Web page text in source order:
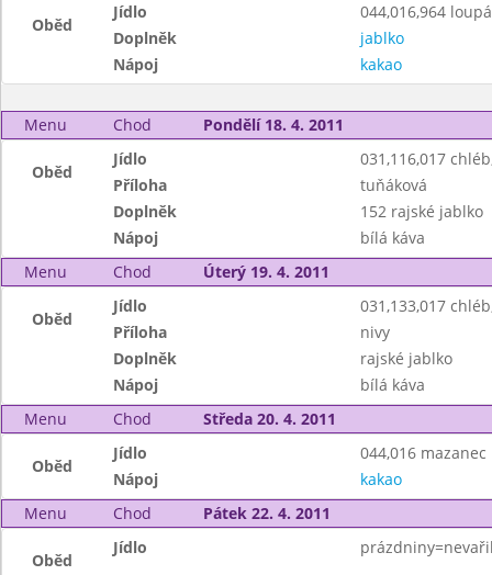
Oběd
Jídlo
044,016,964
Doplněk
jablko
Nápoj
kakao
Menu Chod Pondělí 18. 4. 2011
Oběd
Jídlo
031,116,017
Příloha
tuňáková
Doplněk
152 rajské jablko
Nápoj
bílá káva
Menu
Chod Úterý 19. 4. 2011
Oběd
Jídlo
031,133,017
Příloha
nivy
Doplněk
rajské jablko
Nápoj
bílá káva
Menu
Chod Středa 20. 4. 2011
Oběd
Jídlo
044,016 mazanec
Nápoj
kakao
Menu
Chod Pátek 22. 4. 2011
Oběd
Jídlo